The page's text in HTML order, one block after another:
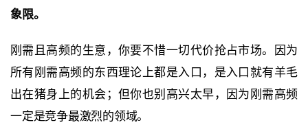
象限。
刚需且高频的生意，你要不惜一切代价抢占市场。因为
所有刚需高频的东西理论上都是入口，是入口就有羊毛
出在猪身上的机会；但你也别高兴太早，因为刚需高频
一定是竞争最激烈的领域。